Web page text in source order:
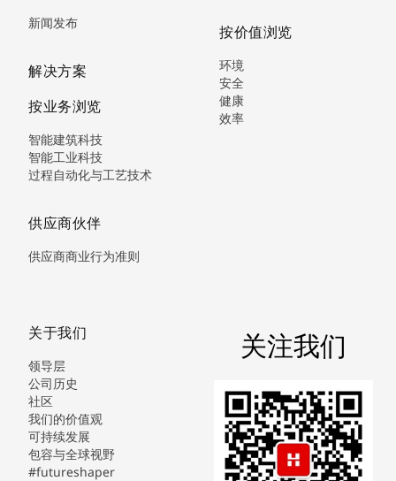
新闻发布
解决方案
按业务浏览
智能建筑科技
智能工业科技
过程自动化与工艺技术
供应商伙伴
供应商商业行为准则
按价值浏览
环境
安全
健康
效率
关于我们
领导层
公司历史
社区
我们的价值观
可持续发展
包容与全球视野
#futureshaper
关注我们